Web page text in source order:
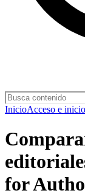
InicioAcceso e
for